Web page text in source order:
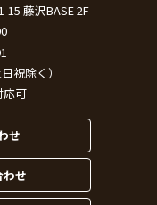
15 藤沢BASE 2F
祝除く）
可
せ
わせ